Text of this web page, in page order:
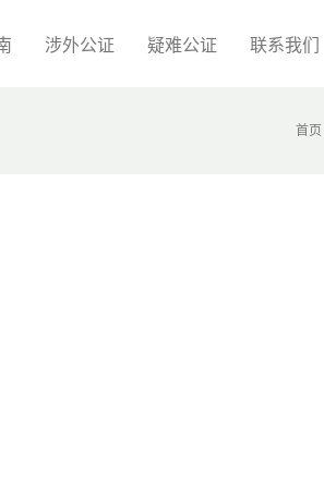
涉外公证 疑难公证 联系我们
首页